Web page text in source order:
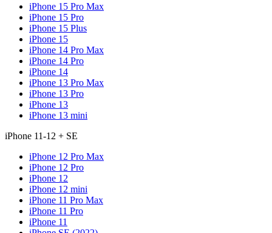
iPhone 15 Pro Max
iPhone 15 Pro
iPhone 15 Plus
iPhone 15
iPhone 14 Pro Max
iPhone 14 Pro
iPhone 14
iPhone 13 Pro Max
iPhone 13 Pro
iPhone 13
iPhone 13 mini
iPhone 11-12 + SE
iPhone 12 Pro Max
iPhone 12 Pro
iPhone 12
iPhone 12 mini
iPhone 11 Pro Max
iPhone 11 Pro
iPhone 11